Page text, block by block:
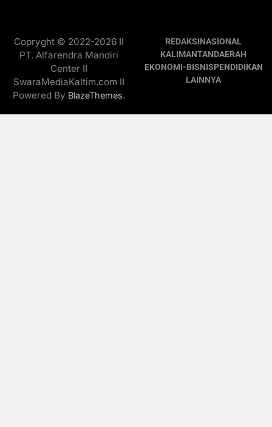
Copryght © 2022-2026 II
PT. Alfarendra Mandiri
Center II
SwaraMediaKaltim.com II
Powered By BlazeThemes.
REDAKSINASIONAL
KALIMANTANDAERAH
EKONOMI-BISNISPENDIDIKAN
LAINNYA